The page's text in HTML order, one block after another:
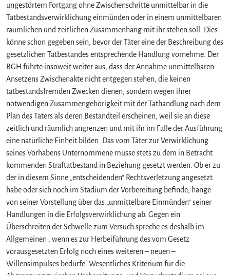
ungestörtem Fortgang ohne Zwischenschritte unmittelbar in die
Tatbestandsverwirklichung einmünden oder in einem unmittelbaren
räumlichen und zeitlichen Zusammenhang mit ihr stehen soll. Dies
könne schon gegeben sein, bevor der Täter eine der Beschreibung des
gesetzlichen Tatbestandes entsprechende Handlung vornehme. Der
BGH führte insoweit weiter aus, dass der Annahme unmittelbaren
Ansetzens Zwischenakte nicht entgegen stehen, die keinen
tatbestandsfremden Zwecken dienen, sondern wegen ihrer
notwendigen Zusammengehörigkeit mit der Tathandlung nach dem
Plan des Täters als deren Bestandteil erscheinen, weil sie an diese
zeitlich und räumlich angrenzen und mit ihr im Falle der Ausführung
eine natürliche Einheit bilden. Das vom Täter zur Verwirklichung
seines Vorhabens Unternommene müsse stets zu dem in Betracht
kommenden Straftatbestand in Beziehung gesetzt werden. Ob er zu
der in diesem Sinne „entscheidenden“ Rechtsverletzung angesetzt
habe oder sich noch im Stadium der Vorbereitung befinde, hänge
von seiner Vorstellung über das „unmittelbare Einmünden“ seiner
Handlungen in die Erfolgsverwirklichung ab. Gegen ein
Überschreiten der Schwelle zum Versuch spreche es deshalb im
Allgemeinen , wenn es zur Herbeiführung des vom Gesetz
vorausgesetzten Erfolg noch eines weiteren – neuen –
Willensimpulses bedürfe. Wesentliches Kriterium für die